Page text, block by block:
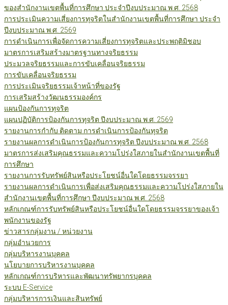
ของสำนักงานเขตพื้นที่การศึกษา ประจำปีงบประมาณ พ.ศ. 2568
การประเมินความเสี่ยงการทุจริตในสำนักงานเขตพื้นที่การศึกษา ประจำ
ปีงบประมาณ พ.ศ. 2569
การดำเนินการเพื่อจัดการความเสี่ยงการทุจริตและประพฤติมิชอบ
มาตรการเสริมสร้างมาตรฐานทางจริยธรรม
ประมวลจริยธรรมและการขับเคลื่อนจริยธรรม
การขับเคลื่อนจริยธรรม
การประเมินจริยธรรมเจ้าหน้าที่ของรัฐ
การเสริมสร้างวัฒนธรรมองค์กร
แผนป้องกันการทุจริต
แผนปฏิบัติการป้องกันการทุจริต ปีงบประมาณ พ.ศ. 2569
รายงานการกำกับ ติดตาม การดำเนินการป้องกันทุจริต
รายงานผลการดำเนินการป้องกันการทุจริต ปีงบประมาณ พ.ศ. 2568
มาตรการส่งเสริมคุณธรรมและความโปร่งใสภายในสำนักงานเขตพื้นที่
การศึกษา
รายงานการรับทรัพย์สินหรือประโยชน์อื่นใดโดยธรรมจรรยา
รายงานผลการดำเนินการเพื่อส่งเสริมคุณธรรมและความโปร่งใสภายใน
สำนักงานเขตพื้นที่การศึกษา ปีงบประมาณ พ.ศ. 2568
หลักเกณฑ์การรับทรัพย์สินหรือประโยชน์อื่นใดโดยธรรมจรรยาของเจ้า
พนักงานของรัฐ
ข่าวสารกลุ่มงาน / หน่วยงาน
กลุ่มอำนวยการ
กลุ่มบริหารงานบุคคล
นโยบายการบริหารงานบุคคล
หลักเกณฑ์การบริหารและพัฒนาทรัพยากรบุคคล
ระบบ E-Service
กลุ่มบริหารการเงินและสินทรัพย์